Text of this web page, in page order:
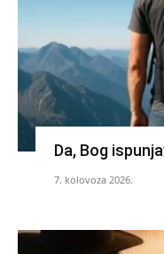
Da, Bog
7. kolovoza 2026.